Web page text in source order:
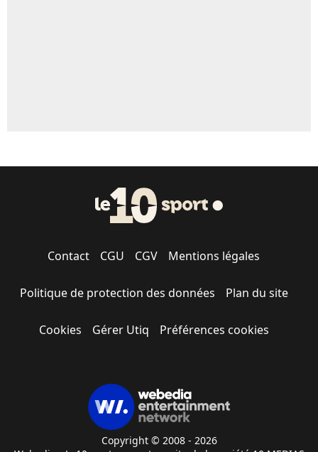
Contact CGU CGV Mentions légales
Politique de protection des données Plan du site
Cookies Gérer Utiq Préférences cookies
Copyright © 2008 - 2026